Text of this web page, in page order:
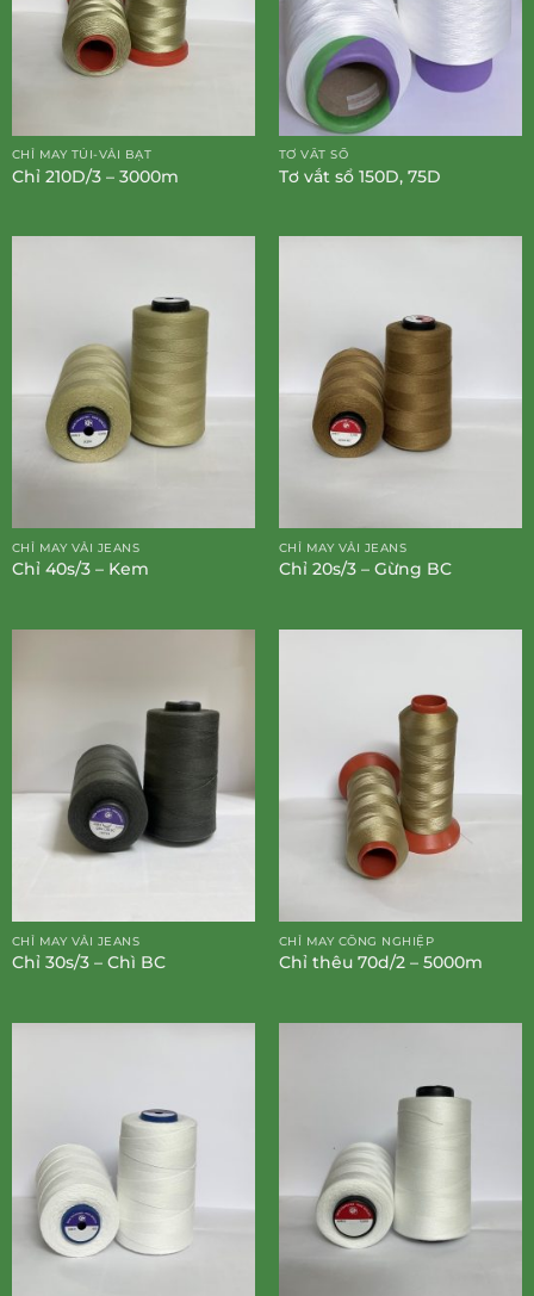
CHỈ MAY TÚI-VẢI BẠT
Chỉ 210D/3 – 3000m
TƠ VẮT SỔ
Tơ vắt sổ 150D, 75D
CHỈ MAY VẢI JEANS
Chỉ 40s/3 – Kem
CHỈ MAY VẢI JEANS
Chỉ 20s/3 – Gừng BC
CHỈ MAY VẢI JEANS
Chỉ 30s/3 – Chì BC
CHỈ MAY CÔNG NGHIỆP
Chỉ thêu 70d/2 – 5000m